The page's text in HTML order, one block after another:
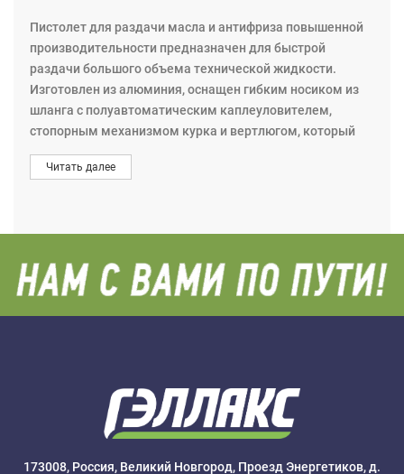
Пистолет для раздачи масла и антифриза повышенной
производительности предназначен для быстрой
раздачи большого объема технической жидкости.
Изготовлен из алюминия, оснащен гибким носиком из
шланга с полуавтоматическим каплеуловителем,
стопорным механизмом курка и вертлюгом, который
предотвращает скручивание шланга. Максимальное
давление: 10,5 MПa(100 бар). Вход G3/4”(f).
Читать далее
173008, Россия, Великий Новгород, Проезд Энергетиков, д.